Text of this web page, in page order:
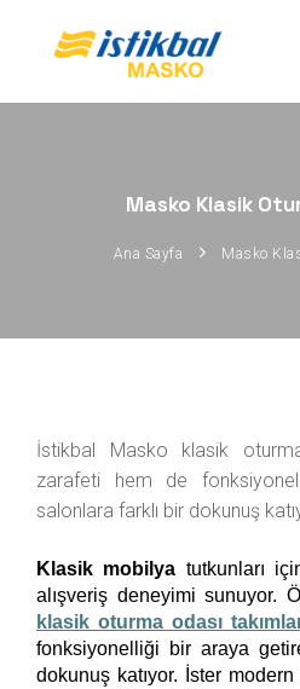
Masko Klasik
Ana Sayfa Masko
İstikbal Masko klasik
zarafeti hem de
salonlara farklı bir dokunuş
Klasik mobilya tutkunları
alışveriş deneyimi sunuyor.
klasik oturma odası
fonksiyonelliği bir araya
dokunuş katıyor. İster